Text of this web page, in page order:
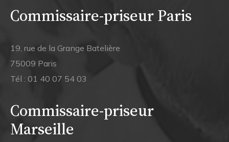
Commissaire-priseur Paris
19, rue de la Grange Batelière
75009 Paris
Tél : 01 40 07 54 03
Commissaire-priseur
Marseille